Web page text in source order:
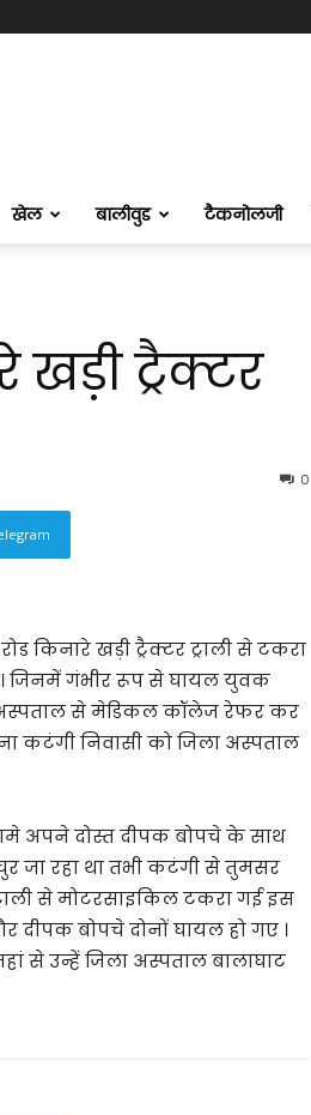
खेल बालीवुड टैकनोलजी
खड़ी ट्रैक्टर
0
किनारे खड़ी ट्रैक्टर ट्राली से टकरा
जिनमें गंभीर रूप से घायल युवक
अस्पताल से मेडिकल कॉलेज रेफर कर
कटंगी निवासी को जिला अस्पताल
अपने दोस्त दीपक बोपचे के साथ
रहा था तभी कटंगी से तुमसर
से मोटरसाइकिल टकरा गई इस
बोपचे दोनों घायल हो गए ।
से उन्हें जिला अस्पताल बालाघाट